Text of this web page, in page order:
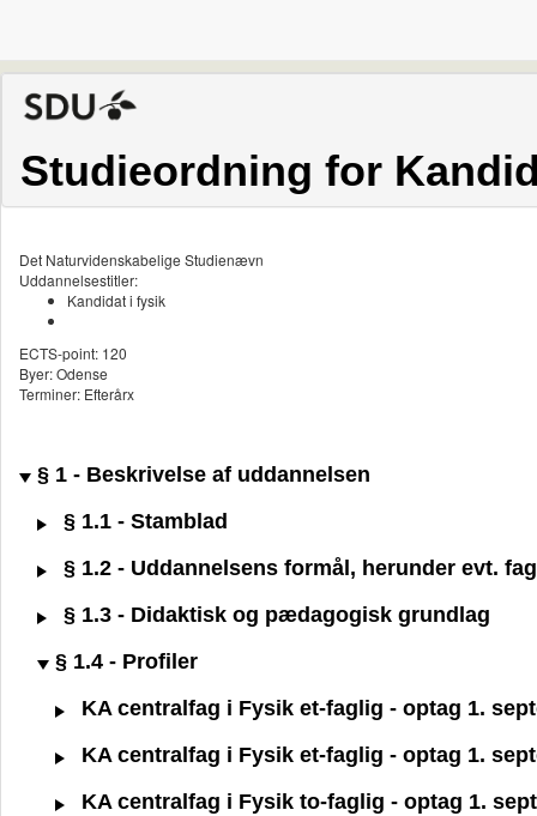
Studieordning for
Det Naturvidenskabelige Studienævn
Uddannelsestitler:
Kandidat i fysik
ECTS-point: 120
Byer: Odense
Terminer: Efterårx
§ 1 - Beskrivelse af uddannelsen
§ 1.1 - Stamblad
§ 1.2 - Uddannelsens formål, herunder evt.
§ 1.3 - Didaktisk og pædagogisk grundlag
§ 1.4 - Profiler
KA centralfag i Fysik et-faglig - optag 1.
KA centralfag i Fysik et-faglig - optag 1.
KA centralfag i Fysik to-faglig - optag 1.